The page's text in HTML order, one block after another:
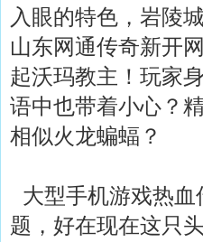
入眼的特色，岩陵
山东网通传奇新开
起沃玛教主！玩家
语中也带着小心？
相似火龙蝙蝠？
大型手机游戏热
题，好在现在这只